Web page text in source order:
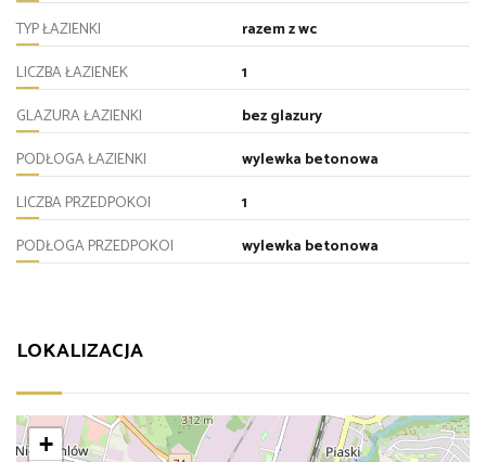
TYP ŁAZIENKI
razem z wc
LICZBA ŁAZIENEK
1
GLAZURA ŁAZIENKI
bez glazury
PODŁOGA ŁAZIENKI
wylewka betonowa
LICZBA PRZEDPOKOI
1
PODŁOGA PRZEDPOKOI
wylewka betonowa
LOKALIZACJA
+